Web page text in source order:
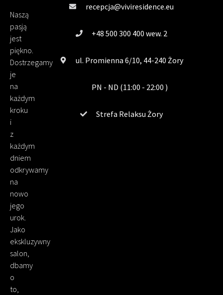
Naszą
pasją
jest
piękno.
Dostrzegamy
je
na
każdym
kroku
i
z
każdym
dniem
odkrywamy
na
nowo
jego
urok.
Jako
ekskluzywny
salon,
dbamy
o
to,
recepcja@viviresidence.eu
+48 500 300 400 wew. 2
ul. Promienna 6/10, 44-240 Żory
PN - ND (11:00 - 22:00 )
Strefa Relaksu Żory